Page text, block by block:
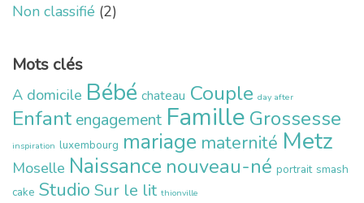
Non classifié (2)
Mots clés
A domicile Bébé chateau Couple day after
Enfant engagement Famille Grossesse
inspiration luxembourg mariage maternité Metz
Moselle Naissance nouveau-né portrait smash
cake Studio Sur le lit thionville